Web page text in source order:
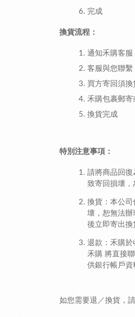
完成
換貨流程：
通知禾購客服
客服與您聯繫
買方寄回須換
禾購包裹郵寄
換貨完成
特別注意事項：
請將商品回
致寄回損壞，
換貨：本公
壞，恕無法
後立即寄出換
退款：禾購於
禾購 將直接
供銀行帳戶資
如您需要退／換貨，